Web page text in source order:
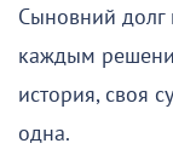
Сыновний долг
каждым
история, своя
одна.